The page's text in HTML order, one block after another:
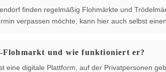
finden regelmäßig Flohmärkte und
verpassen möchte, kann hier auch selbst
Flohmarkt und wie funktioniert er?
eine digitale Plattform, auf der Privatpersonen